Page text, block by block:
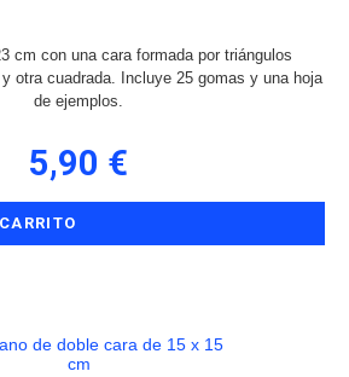
cm con una cara formada por triángulos
otra cuadrada. Incluye 25 gomas y una hoja
de ejemplos.
5,90 €